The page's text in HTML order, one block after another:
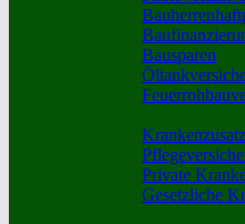
Bausparen
Private
Gesetzliche